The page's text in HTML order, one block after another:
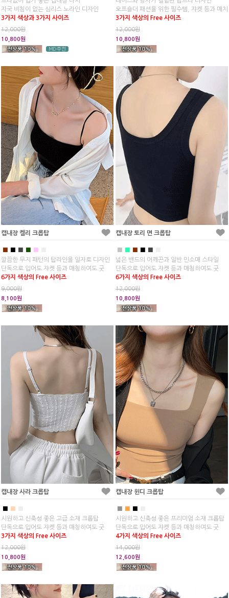
자국 비침이 없는 심리스 노라인 디자인
3가지 색상과 3가지 사이즈
12,000원
10,800원
오프숄더 패션을 위한 필수템, 쟈켓 등과 매치
3가지 색상의 Free 사이즈
12,000원
10,800원
캡내장 켈리 크롭탑
■ ■ ■ ■ ■
깔끔한 무지 패턴의 탑라인을 일자로 디자인
단독으로 입어도 쟈켓 등과 매칭하여도 굿
6가지 색상의 Free 사이즈
9,000원
8,100원
캡내장 토리 면 크롭탑
■ ■ ■ ■ ■
넓은 밴드의 어깨끈과 일반 민소매 스타일
단독으로 입어도 쟈켓 등과 매칭하여도 굿
6가지 색상의 Free 사이즈
12,000원
10,800원
캡내장 사라 크롭탑
■
시원하고 신축성 좋은 고급 소재 크롭탑
단독으로 입어도 쟈켓 등과 매칭하여도 굿
3가지 색상의 Free 사이즈
12,000원
10,800원
캡내장 윈디 크롭탑
■ ■
시원하고 신축성 좋은 프리미엄 소재 크롭탑
단독으로 입어도 쟈켓 등과 매칭하여도 굿
4가지 색상의 Free 사이즈
14,000원
12,600원